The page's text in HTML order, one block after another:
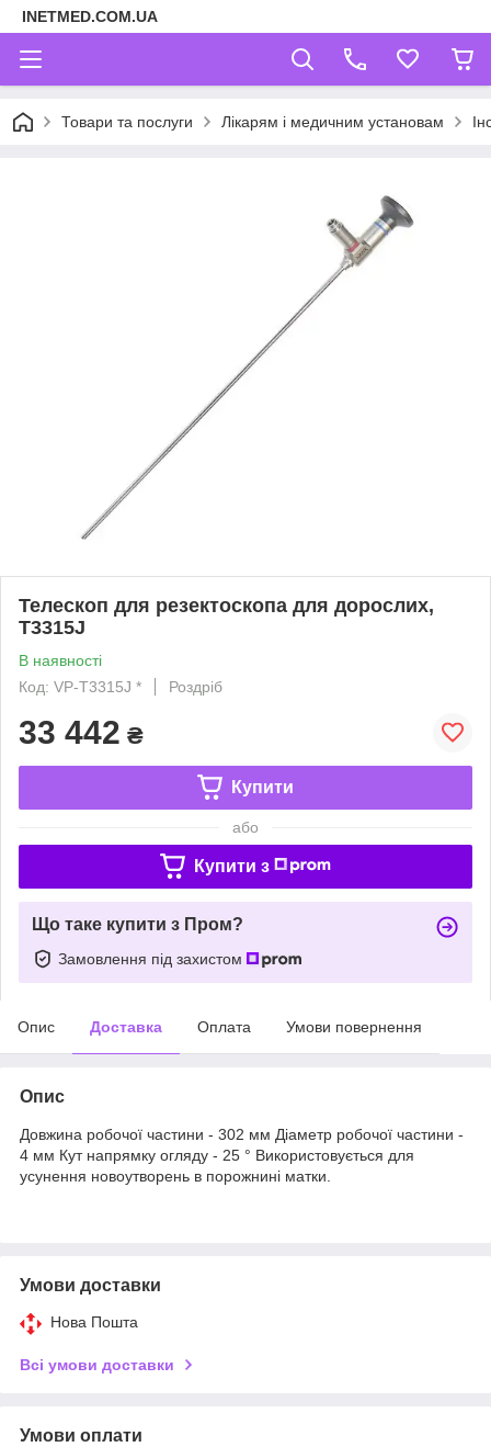
INETMED.COM.UA
Товари та послуги Лікарям і медичним установам
Телескоп для резектоскопа для дорослих,
T3315J
В наявності
Код: VP-T3315J *
Роздріб
33 442 ₴
Купити
або
Купити з
Що таке купити з Пром?
Замовлення під захистом
Опис Доставка Оплата Умови повернення
Опис
Довжина робочої частини - 302 мм Діаметр робочої частини -
4 мм Кут напрямку огляду - 25 ° Використовується для
усунення новоутворень в порожнині матки.
Умови доставки
Нова Пошта
Всі умови доставки
Умови оплати